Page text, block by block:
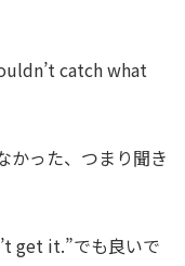
catch what
かった、つまり聞き
get it.”でも良いで